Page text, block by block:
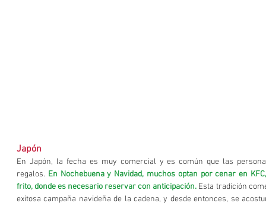
Japón
En Japón, la fecha es muy comercial y es común que las
regalos. En Nochebuena y Navidad, muchos optan por cenar en
frito, donde es necesario reservar con anticipación. Esta tradición
exitosa campaña navideña de la cadena, y desde entonces, se